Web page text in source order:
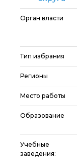
Орган власти
Тип избрания
Регионы
Место работы
Образование
Учебные
заведения: